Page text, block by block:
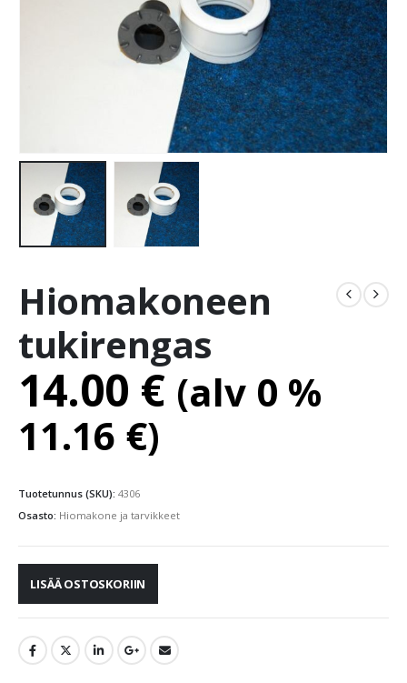
Hiomakoneen
tukirengas
14.00 € (alv 0 %
11.16 €)
Tuotetunnus (SKU): 4306
Osasto: Hiomakone ja tarvikkeet
LISÄÄ OSTOSKORIIN